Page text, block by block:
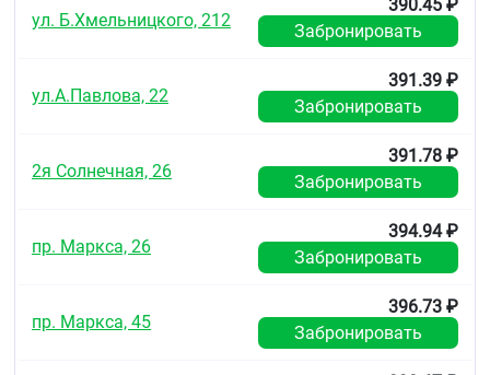
ул. Б.Хмельницкого, 212
390.45 ₽
Забронировать
ул.А.Павлова, 22
391.39 ₽
Забронировать
2я Солнечная, 26
391.78 ₽
Забронировать
пр. Маркса, 26
394.94 ₽
Забронировать
пр. Маркса, 45
396.73 ₽
Забронировать